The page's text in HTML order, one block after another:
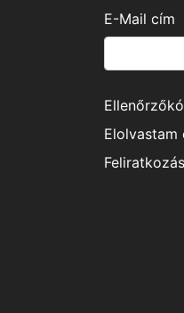
E-Mail cím
Elolvastam
Feliratkozás